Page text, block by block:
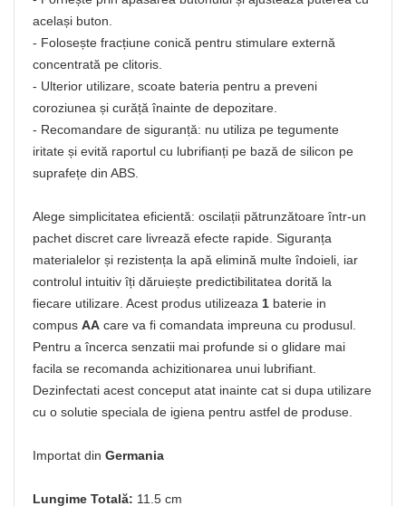
același buton.
- Folosește fracțiune conică pentru stimulare externă
concentrată pe clitoris.
- Ulterior utilizare, scoate bateria pentru a preveni
coroziunea și curăță înainte de depozitare.
- Recomandare de siguranță: nu utiliza pe tegumente
iritate și evită raportul cu lubrifianți pe bază de silicon pe
suprafețe din ABS.
Alege simplicitatea eficientă: oscilații pătrunzătoare într-un
pachet discret care livrează efecte rapide. Siguranța
materialelor și rezistența la apă elimină multe îndoieli, iar
controlul intuitiv îți dăruiește predictibilitatea dorită la
fiecare utilizare. Acest produs utilizeaza 1 baterie in
compus AA care va fi comandata impreuna cu produsul.
Pentru a încerca senzatii mai profunde si o glidare mai
facila se recomanda achizitionarea unui lubrifiant.
Dezinfectati acest conceput atat inainte cat si dupa utilizare
cu o solutie speciala de igiena pentru astfel de produse.
Importat din Germania
Lungime Totală: 11.5 cm